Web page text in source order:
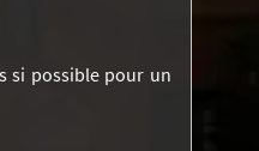
si possible pour un